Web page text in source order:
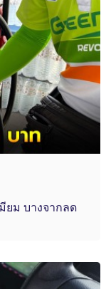
ยม บางจากลด